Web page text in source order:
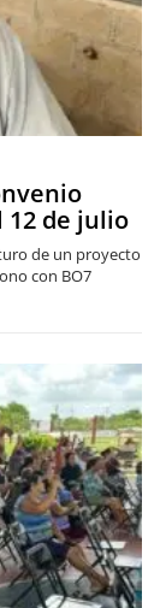
12 de julio
de un proyecto
con BO7